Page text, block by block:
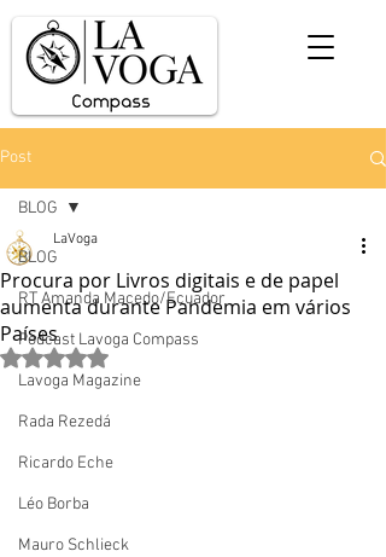
Post
BLOG
RT Amanda Macedo/Ecuador
Podcast Lavoga Compass
Lavoga Magazine
Rada Rezedá
Ricardo Eche
Léo Borba
Mauro Schlieck
BLOG
Procura por Livros digitais e de papel
aumenta durante Pandemia em vários
Países
LaVoga
Avaliado com NaN de 5 estrelas.